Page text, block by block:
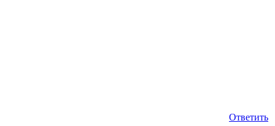
Ответить